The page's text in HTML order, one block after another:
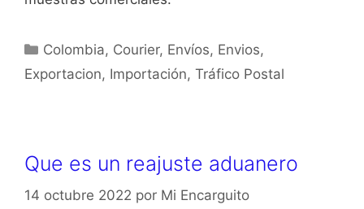
Colombia, Courier, Envíos, Envios,
Exportacion, Importación, Tráfico Postal
Que es un reajuste aduanero
14 octubre 2022 por Mi Encarguito